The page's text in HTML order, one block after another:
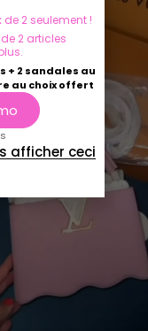
Play
de 2 seulement !
2 articles
+ 2 sandales au
au choix offert
afficher ceci